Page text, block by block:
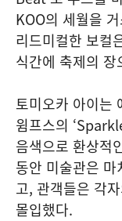
KOO의 세월을
리드미컬한 보컬
식간에 축제의
토미오카 아이는
윔프스의
음색으로 환상적
동안 미술관은
고, 관객들은 각
몰입했다.